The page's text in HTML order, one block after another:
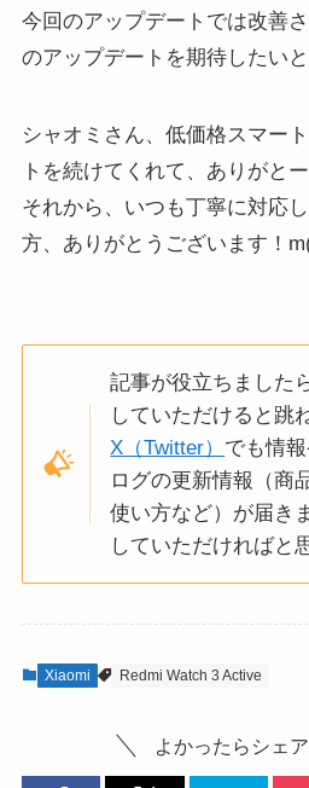
今回のアップデートでは改善
のアップデートを期待したい
シャオミさん、低価格スマー
トを続けてくれて、ありがとー
それから、いつも丁寧に対応
方、ありがとうございます！
記事が役立ちました
していただけると跳
X（Twitter） でも情
ログの更新情報（商
使い方など）が届き
していただければと
Xiaomi Redmi Watch 3 Active
よかったらシェ